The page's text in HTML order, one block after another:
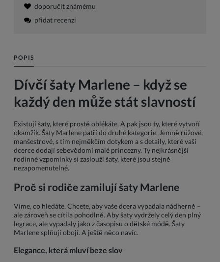
doporučit známému
přidat recenzi
POPIS
Dívčí šaty Marlene – když se
každý den může stát slavností
Existují šaty, které prostě oblékáte. A pak jsou ty, které vytvoří
okamžik. Šaty Marlene patří do druhé kategorie. Jemně růžové,
manšestrové, s tím nejměkčím dotykem a s detaily, které vaší
dcerce dodají sebevědomí malé princezny. Ty nejkrásnější
rodinné vzpomínky si zaslouží šaty, které jsou stejně
nezapomenutelné.
Proč si rodiče zamilují šaty Marlene
Víme, co hledáte. Chcete, aby vaše dcera vypadala nádherně –
ale zároveň se cítila pohodlně. Aby šaty vydržely celý den plný
legrace, ale vypadaly jako z časopisu o dětské módě. Šaty
Marlene splňují obojí. A ještě něco navíc.
Elegance, která mluví beze slov